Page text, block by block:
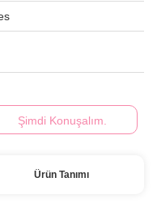
Şimdi Konuşalım.
Ürün Tanımı